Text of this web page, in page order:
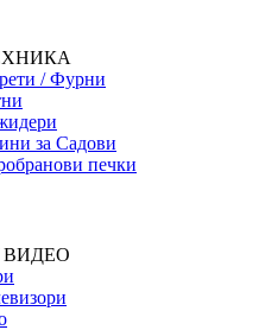
/ Фурни
за Садови
печки
ВИДЕО